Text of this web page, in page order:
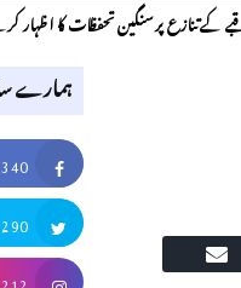
پر سنگین تحفظات کا اظہار کرتے
ہمارے